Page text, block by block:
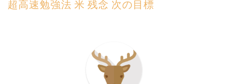
超高速勉強法 米 残念 次の目標